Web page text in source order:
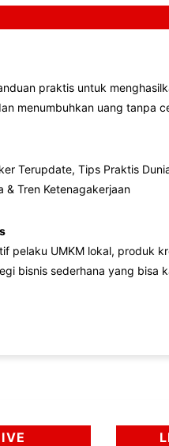
praktis untuk
menumbuhkan uang tanpa
Terupdate, Tips Praktis
& Tren Ketenagakerjaan
pelaku UMKM lokal, produk
bisnis sederhana yang bisa